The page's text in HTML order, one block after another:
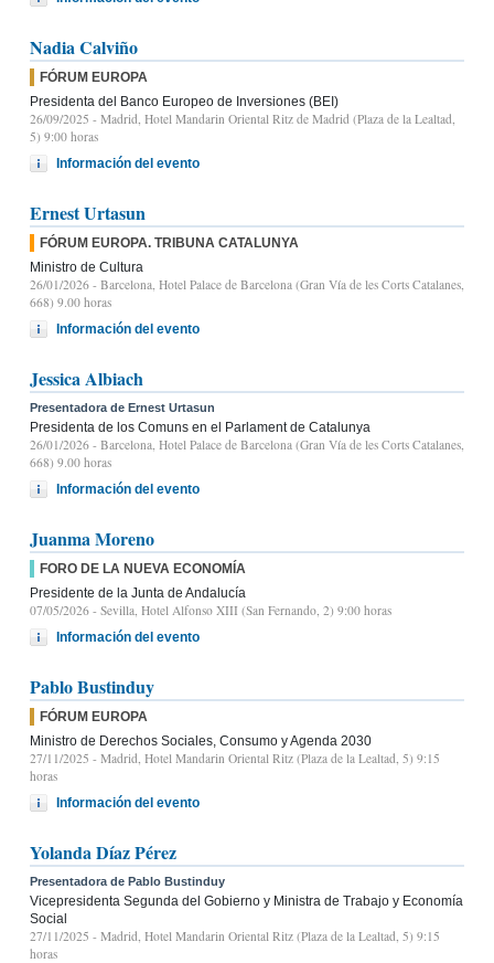
Nadia Calviño
FÓRUM EUROPA
Presidenta del Banco Europeo de Inversiones (BEI)
26/09/2025 - Madrid, Hotel Mandarin Oriental Ritz de Madrid (Plaza de la Lealtad,
5) 9:00 horas
Información del evento
Ernest Urtasun
FÓRUM EUROPA. TRIBUNA CATALUNYA
Ministro de Cultura
26/01/2026 - Barcelona, Hotel Palace de Barcelona (Gran Vía de les Corts Catalanes,
668) 9.00 horas
Información del evento
Jessica Albiach
Presentadora de Ernest Urtasun
Presidenta de los Comuns en el Parlament de Catalunya
26/01/2026 - Barcelona, Hotel Palace de Barcelona (Gran Vía de les Corts Catalanes,
668) 9.00 horas
Información del evento
Juanma Moreno
FORO DE LA NUEVA ECONOMÍA
Presidente de la Junta de Andalucía
07/05/2026 - Sevilla, Hotel Alfonso XIII (San Fernando, 2) 9:00 horas
Información del evento
Pablo Bustinduy
FÓRUM EUROPA
Ministro de Derechos Sociales, Consumo y Agenda 2030
27/11/2025 - Madrid, Hotel Mandarin Oriental Ritz (Plaza de la Lealtad, 5) 9:15
horas
Información del evento
Yolanda Díaz Pérez
Presentadora de Pablo Bustinduy
Vicepresidenta Segunda del Gobierno y Ministra de Trabajo y Economía
Social
27/11/2025 - Madrid, Hotel Mandarin Oriental Ritz (Plaza de la Lealtad, 5) 9:15
horas